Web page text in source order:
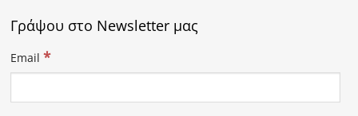
Γράψου στο Newsletter μας
Email *